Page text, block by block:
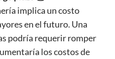
implica un costo
en el futuro. Una
podría requerir romper
los costos de